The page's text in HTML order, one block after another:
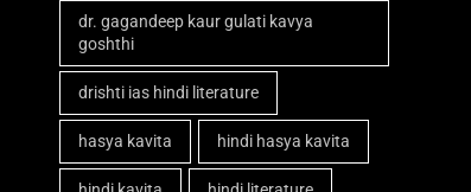
dr. gagandeep kaur gulati kavya
goshthi
drishti ias hindi literature
hasya kavita hindi hasya kavita